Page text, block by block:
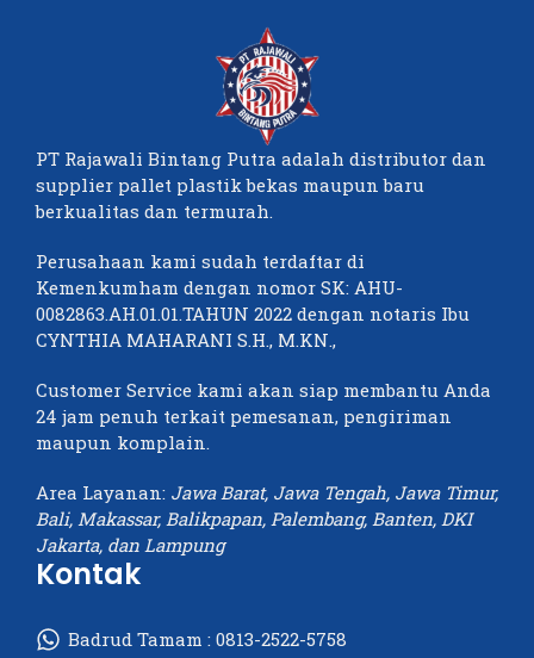
PT Rajawali Bintang Putra adalah distributor dan
supplier pallet plastik bekas maupun baru
berkualitas dan termurah.
Perusahaan kami sudah terdaftar di
Kemenkumham dengan nomor SK: AHU-
0082863.AH.01.01.TAHUN 2022 dengan notaris Ibu
CYNTHIA MAHARANI S.H., M.KN.,
Customer Service kami akan siap membantu Anda
24 jam penuh terkait pemesanan, pengiriman
maupun komplain.
Area Layanan: Jawa Barat, Jawa Tengah, Jawa Timur,
Bali, Makassar, Balikpapan, Palembang, Banten, DKI
Jakarta, dan Lampung
Kontak
Badrud Tamam : 0813-2522-5758